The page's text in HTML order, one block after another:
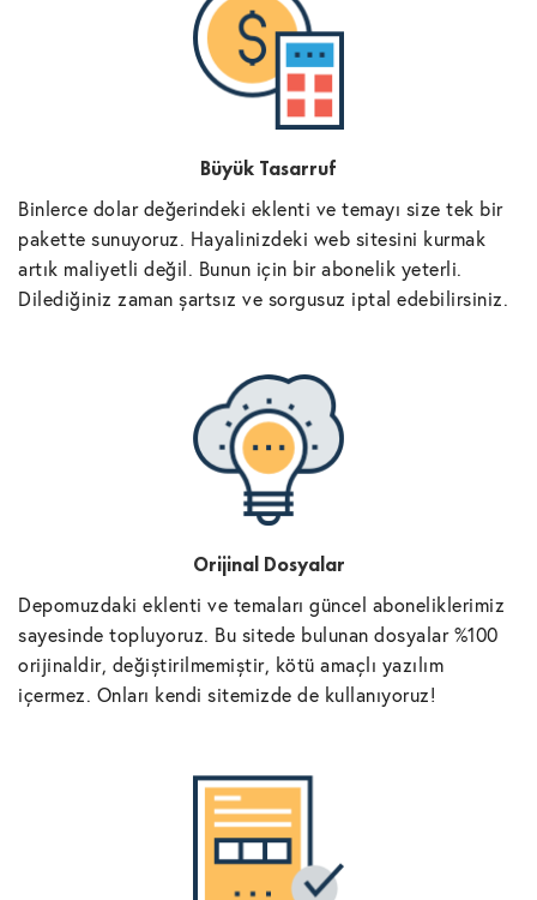
Büyük Tasarruf
Binlerce dolar değerindeki eklenti ve temayı size tek bir
pakette sunuyoruz. Hayalinizdeki web sitesini kurmak
artık maliyetli değil. Bunun için bir abonelik yeterli.
Dilediğiniz zaman şartsız ve sorgusuz iptal edebilirsiniz.
Orijinal Dosyalar
Depomuzdaki eklenti ve temaları güncel aboneliklerimiz
sayesinde topluyoruz. Bu sitede bulunan dosyalar %100
orijinaldir, değiştirilmemiştir, kötü amaçlı yazılım
içermez. Onları kendi sitemizde de kullanıyoruz!